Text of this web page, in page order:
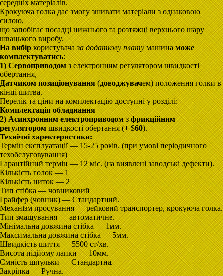
середніх матеріалів.
Крокуюча голка дає змогу зшивати матеріали з однаковою
силою,
що запобігає посадці нижнього та розтяжці верхнього шару
швацького виробу.
На вибіркористувачаза додаткову платумашинаможе
комплектуватись:
1) Сервоприводомз електронним регулятором швидкості
обертання,
Датчиком позиціонування(доводжувачем) положення голки в
кінці шитва.
Перелік та ціни на комплектацію доступні у розділі:
Комплектація обладнання
2) Асинхроннимелектроприводомзфрикційним
регуляторомшвидкості обертання (+$60).
Технічні харектеристики:
Термін експлуатації — 15-25 років. (при умові періодичного
техобслуговування)
Гарантійний термін — 12 міс. (на виявлені заводські дефекти).
Кількість голок — 1
Кількість ниток — 2
Тип стібка — човниковий
Грайфер (човник) — Стандартний.
Механізм просування — рейковий транспортер, крокуюча голка.
Тип змащування — автоматичне.
Мінімальна довжина стібка — 1мм.
Максимальна довжина стібка — 5мм.
Швидкість шиття — 5500 ст/хв.
Висота підйому лапки — 10мм.
Ємність шпульки — Стандартна.
Закріпкa — Ручна.